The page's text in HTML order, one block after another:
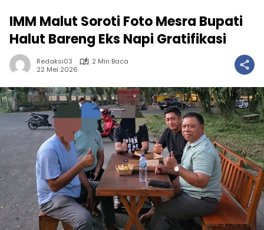
IMM Malut Soroti Foto Mesra Bupati
Halut Bareng Eks Napi Gratifikasi
Redaksi03
2 Min Baca
22 Mei 2026